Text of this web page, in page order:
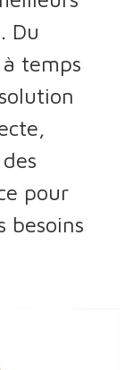
Du
temps
pour
besoins